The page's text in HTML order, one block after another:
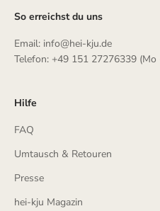
So erreichst du uns
Email: info@hei-kju.de
Telefon: +49 151 27276339
Hilfe
FAQ
Umtausch & Retouren
Presse
hei-kju Magazin